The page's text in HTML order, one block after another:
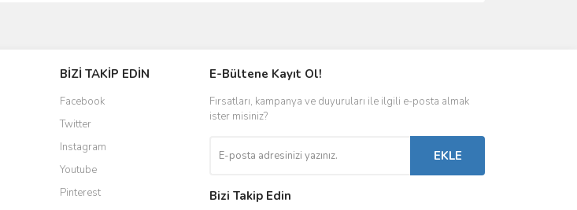
BİZİ TAKİP EDİN
Facebook
Twitter
Instagram
Youtube
Pinterest
E-Bültene Kayıt Ol!
Fırsatları, kampanya ve duyuruları ile ilgili e-posta almak
ister misiniz?
EKLE
Bizi Takip Edin